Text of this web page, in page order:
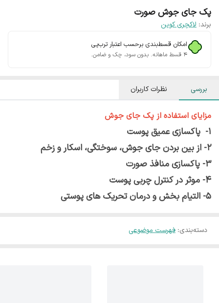
پک جای جوش صورت
برند: لاکچری کوین
امکان قسط‌بندی برحسب اعتبار ترب‌پی
۴ قسط ماهانه. بدون سود، چک و ضامن.
بررسی نظرات کاربران
مزایای استفاده از پک جای جوش
1- پاکسازی عمیق پوست
2- از بین بردن جای جوش، سوختگی، اسکار و زخم
3- پاکسازی منافذ صورت
4- موثر در کنترل چربی پوست
5- التیام بخش و درمان تحریک های پوستی
دسته‌بندی: فهرست موضوعی